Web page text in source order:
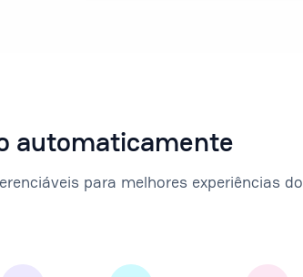
automaticamente
​​para melhores experiências do